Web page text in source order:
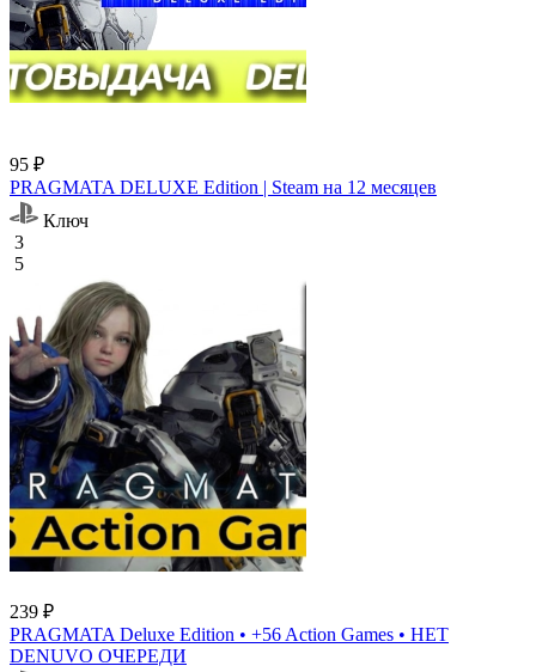
95 ₽
PRAGMATA DELUXE Edition | Steam на 12 месяцев
Ключ
3
5
239 ₽
PRAGMATA Deluxe Edition • +56 Action Games • НЕТ
DENUVO ОЧЕРЕДИ